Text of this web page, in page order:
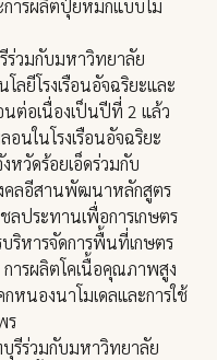
การผลิตปุ๋ยหมักแบบไม่
ร่วมกับมหาวิทยาลัย
ยีโรงเรือนอัจฉริยะและ
นต่อเนื่องเป็นปีที่ 2 แล้ว
นในโรงเรือนอัจฉริยะ
หวัดร้อยเอ็ดร่วมกับ
คลอีสานพัฒนาหลักสูตร
ลประทานเพื่อการเกษตร
ริหารจัดการพื้นที่เกษตร
การผลิตโคเนื้อคุณภาพสูง
หนองนาโมเดลและการใช้
ร
รีร่วมกับมหาวิทยาลัย